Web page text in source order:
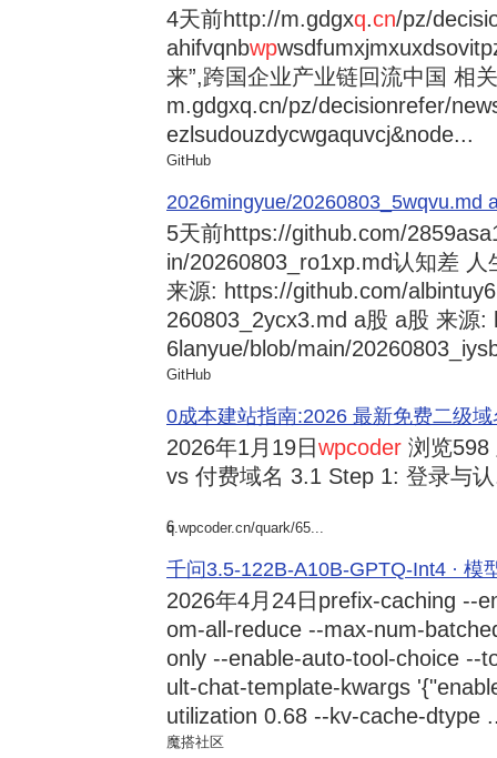
4天前http://m.gdgxq.cn/pz/
ahifvqnbwp
来”,跨国企业产业链回流中国 相
m.gdgxq.cn/pz/decisionrefer/
ezlsudouzdycwgaquvcj&node...
GitHub
2026mingyue/20260803_5wqvu.md
5天前https://github.com/
in/20260803_ro1xp.md认知差
来源: https://github.com/
260803_2ycx3.md a股 a股 来源
6lanyue/blob/main/
GitHub
0成本建站指南:2026 最新免费二级
2026年1月19日wpcoder 浏览598
vs 付费域名 3.1 Step 1: 登录与
6
q.wpcoder.cn/quark/65...
千问3.5-122B-A10B-GPTQ-Int4 · 模
2026年4月24日 prefix-caching --
om-all-reduce --max-num-
only --enable-auto-tool-choice --
ult-chat-template-kwargs
utilization 0.68 --kv-cache-dtype
魔搭社区